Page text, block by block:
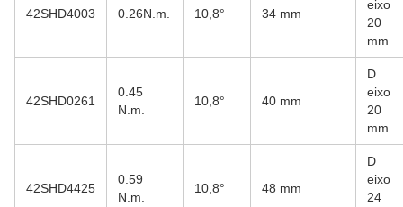
42SHD4003 0.26N.m. 10,8° 34 mm
eixo
20
mm
42SHD0261
0.45
N.m.
10,8° 40 mm
D
eixo
20
mm
42SHD4425
0.59
N.m.
10,8° 48 mm
D
eixo
24